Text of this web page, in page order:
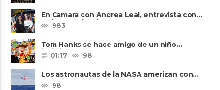
En Camara con Andrea Leal, entrevista con
Majo Cornejo, Cirque Du ......
983
Tom Hanks se hace amigo de un niño
intimidado de 8 años llamado ......
01:17 98
Los astronautas de la NASA amerizan con
seguridad después del primer ......
98